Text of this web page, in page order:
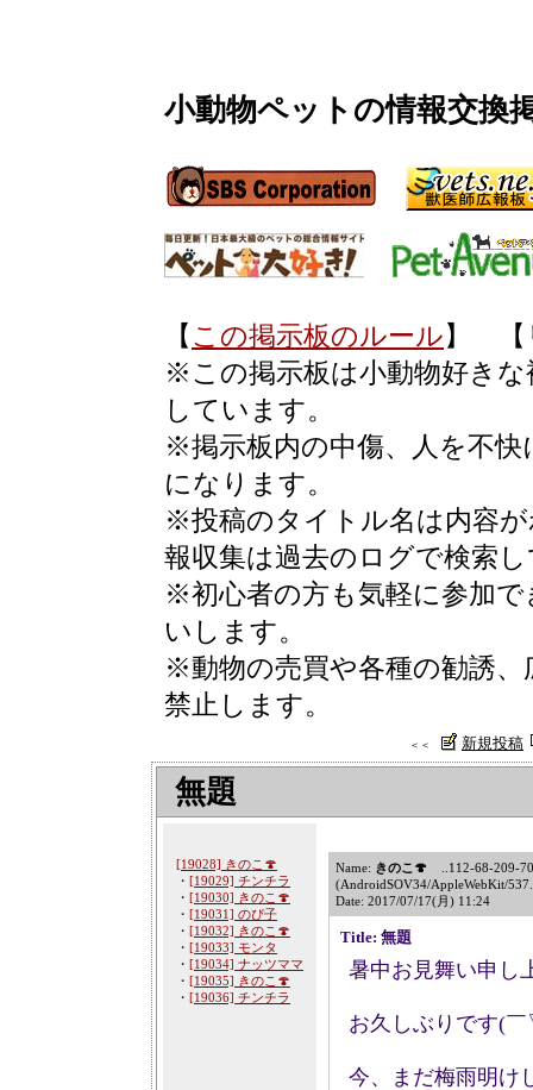
小動物ペットの情報交換
【この掲示板のルール】 【
※この掲示板は小動物好き
しています。
※掲示板内の中傷、人を不
になります。
※投稿のタイトル名は内容
報収集は過去のログで検索
※初心者の方も気軽に参加
いします。
※動物の売買や各種の勧誘
禁止します。
＜＜ 新規投稿
無題
[19028] きのこ🍄
・ [19029] チンチラ
・ [19030] きのこ🍄
・ [19031] のぴ子
・ [19032] きのこ🍄
・ [19033] モンタ
・ [19034] ナッツママ
・ [19035] きのこ🍄
・ [19036] チンチラ
Name: きのこ🍄 ..112-68-209-
(AndroidSOV34/AppleWebKit/
Date: 2017/07/17(月) 11:24
Title: 無題
暑中お見舞い申し
お久しぶりです(
今、まだ梅雨明け